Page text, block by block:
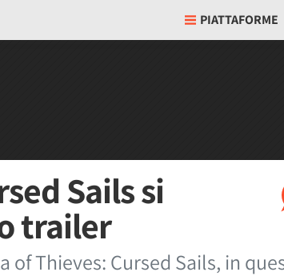
PIATTAFORME
Sails si
trailer
of Thieves: Cursed Sails, in